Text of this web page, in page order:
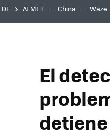
DE AEMET China Waze
El